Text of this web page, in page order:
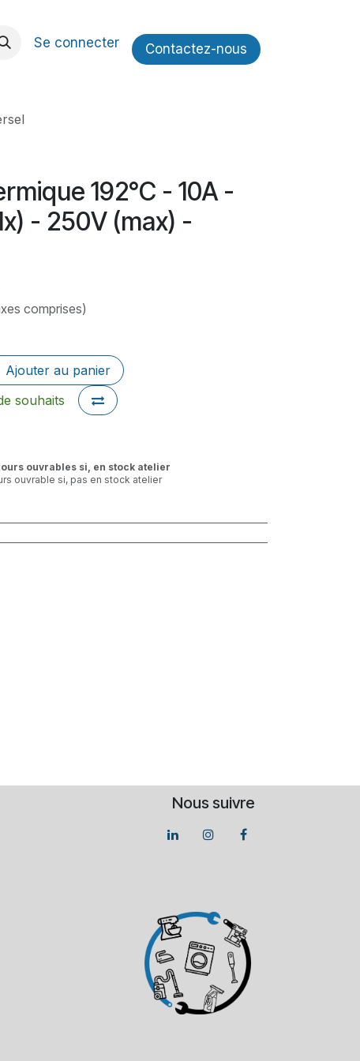
Se connecter Contactez​​-nous
192°C - 10A -
- 250V (max) -
comprises)
Ajouter au panier
souhaits
ouvrables si, en stock atelier
ouvrable si, pas en stock atelier
Nous suivre